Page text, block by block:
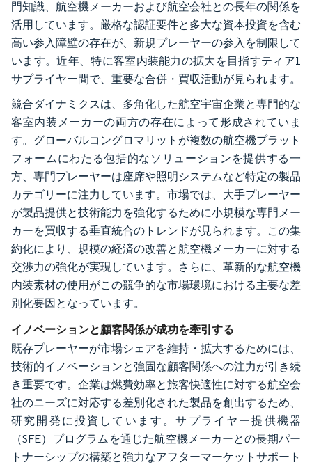
門知識、航空機メーカーおよび航空会社との長年の関係を
活用しています。厳格な認証要件と多大な資本投資を含む
高い参入障壁の存在が、新規プレーヤーの参入を制限して
います。近年、特に客室内装能力の拡大を目指すティア1
サプライヤー間で、重要な合併・買収活動が見られます。
競合ダイナミクスは、多角化した航空宇宙企業と専門的な
客室内装メーカーの両方の存在によって形成されていま
す。グローバルコングロマリットが複数の航空機プラット
フォームにわたる包括的なソリューションを提供する一
方、専門プレーヤーは座席や照明システムなど特定の製品
カテゴリーに注力しています。市場では、大手プレーヤー
が製品提供と技術能力を強化するために小規模な専門メー
カーを買収する垂直統合のトレンドが見られます。この集
約化により、規模の経済の改善と航空機メーカーに対する
交渉力の強化が実現しています。さらに、革新的な航空機
内装素材の使用がこの競争的な市場環境における主要な差
別化要因となっています。
イノベーションと顧客関係が成功を牽引する
既存プレーヤーが市場シェアを維持・拡大するためには、
技術的イノベーションと強固な顧客関係への注力が引き続
き重要です。企業は燃費効率と旅客快適性に対する航空会
社のニーズに対応する差別化された製品を創出するため、
研究開発に投資しています。サプライヤー提供機器
（SFE）プログラムを通じた航空機メーカーとの長期パー
トナーシップの構築と強力なアフターマーケットサポート